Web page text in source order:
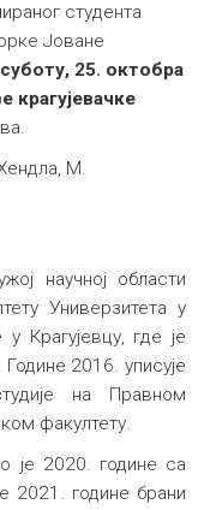
студента
Јоване
25. октобра
крагујевачке
M.
научној области
Универзитета у
Крагујевцу, где је
2016. уписује
на Правном
факултету.
је 2020. године са
2021. године брани